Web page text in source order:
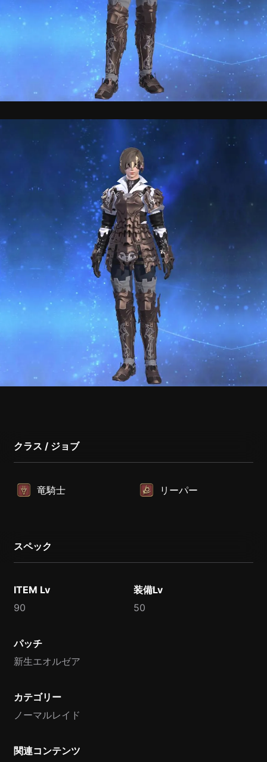
クラス / ジョブ
竜騎士 リーパー
スペック
ITEM Lv
90
装備Lv
50
パッチ
新生エオルゼア
カテゴリー
ノーマルレイド
関連コンテンツ